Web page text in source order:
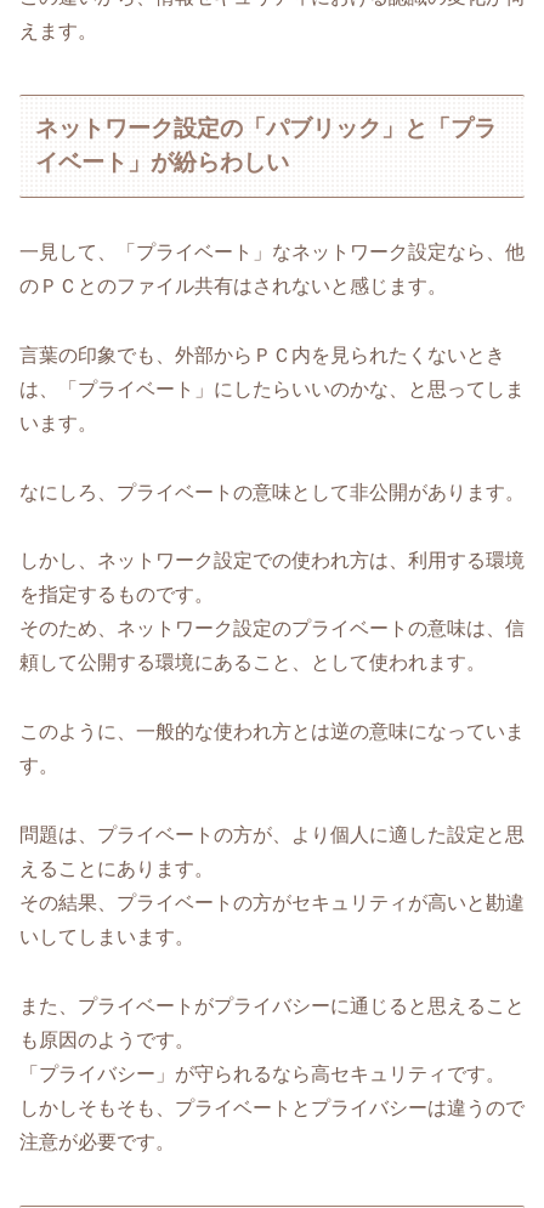
えます。
ネットワーク設定の「パブリック」と「プラ
イベート」が紛らわしい
一見して、「プライベート」なネットワーク設定なら、他
のＰＣとのファイル共有はされないと感じます。
言葉の印象でも、外部からＰＣ内を見られたくないとき
は、「プライベート」にしたらいいのかな、と思ってしま
います。
なにしろ、プライベートの意味として非公開があります。
しかし、ネットワーク設定での使われ方は、利用する環境
を指定するものです。
そのため、ネットワーク設定のプライベートの意味は、信
頼して公開する環境にあること、として使われます。
このように、一般的な使われ方とは逆の意味になっていま
す。
問題は、プライベートの方が、より個人に適した設定と思
えることにあります。
その結果、プライベートの方がセキュリティが高いと勘違
いしてしまいます。
また、プライベートがプライバシーに通じると思えること
も原因のようです。
「プライバシー」が守られるなら高セキュリティです。
しかしそもそも、プライベートとプライバシーは違うので
注意が必要です。